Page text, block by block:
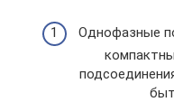
Однофазные